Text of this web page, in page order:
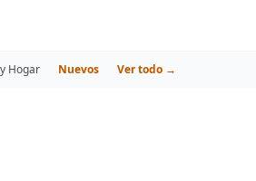
Hogar Nuevos Ver todo →